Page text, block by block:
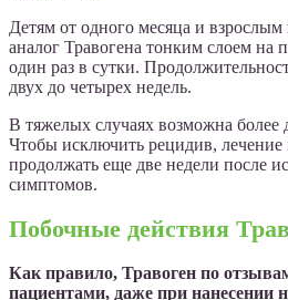
Детям от одного месяца и взрослым
аналог Травогена тонким слоем на
один раз в сутки.
двух до четырех недель.
В тяжелых случаях возможна более
Чтобы исключить рецидив, лечение
продолжать еще две недели после
симптомов.
Побочные действия
Как правило, Травоген по
пациентами, даже при нанесении